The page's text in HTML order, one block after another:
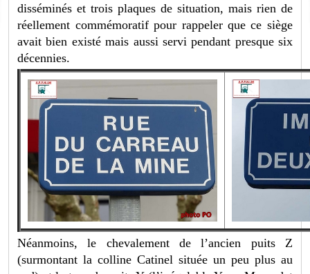
disséminés et trois plaques de situation, mais rien de
réellement commémoratif pour rappeler que ce siège
avait bien existé mais aussi servi pendant presque six
décennies.
Néanmoins, le chevalement de l’ancien puits Z
(surmontant la colline Catinel située un peu plus au